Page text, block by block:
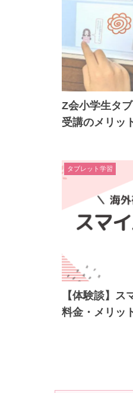
Z会小学生タ
受講のメリッ
タブレット学習
【体験談】
料金・メリッ